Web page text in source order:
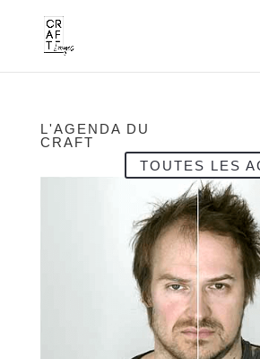
L'AGENDA DU
CRAFT
TOUTES LES